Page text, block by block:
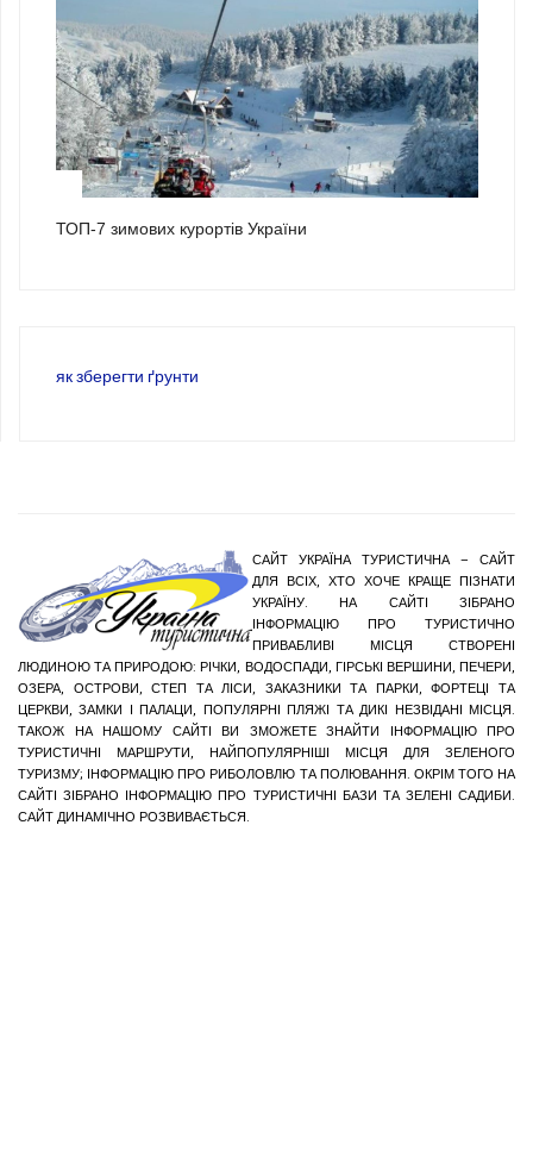
ТОП-7 зимових курортів України
як зберегти ґрунти
САЙТ УКРАЇНА ТУРИСТИЧНА – САЙТ
ДЛЯ ВСІХ, ХТО ХОЧЕ КРАЩЕ ПІЗНАТИ
УКРАЇНУ. НА САЙТІ ЗІБРАНО
ІНФОРМАЦІЮ ПРО ТУРИСТИЧНО
ПРИВАБЛИВІ МІСЦЯ СТВОРЕНІ
ЛЮДИНОЮ ТА ПРИРОДОЮ: РІЧКИ, ВОДОСПАДИ, ГІРСЬКІ ВЕРШИНИ, ПЕЧЕРИ,
ОЗЕРА, ОСТРОВИ, СТЕП ТА ЛІСИ, ЗАКАЗНИКИ ТА ПАРКИ, ФОРТЕЦІ ТА
ЦЕРКВИ, ЗАМКИ І ПАЛАЦИ, ПОПУЛЯРНІ ПЛЯЖІ ТА ДИКІ НЕЗВІДАНІ МІСЦЯ.
ТАКОЖ НА НАШОМУ САЙТІ ВИ ЗМОЖЕТЕ ЗНАЙТИ ІНФОРМАЦІЮ ПРО
ТУРИСТИЧНІ МАРШРУТИ, НАЙПОПУЛЯРНІШІ МІСЦЯ ДЛЯ ЗЕЛЕНОГО
ТУРИЗМУ; ІНФОРМАЦІЮ ПРО РИБОЛОВЛЮ ТА ПОЛЮВАННЯ. ОКРІМ ТОГО НА
САЙТІ ЗІБРАНО ІНФОРМАЦІЮ ПРО ТУРИСТИЧНІ БАЗИ ТА ЗЕЛЕНІ САДИБИ.
САЙТ ДИНАМІЧНО РОЗВИВАЄТЬСЯ.